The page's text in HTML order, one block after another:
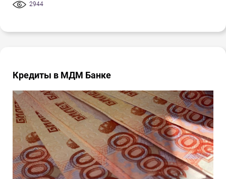
2944
Кредиты в МДМ Банке